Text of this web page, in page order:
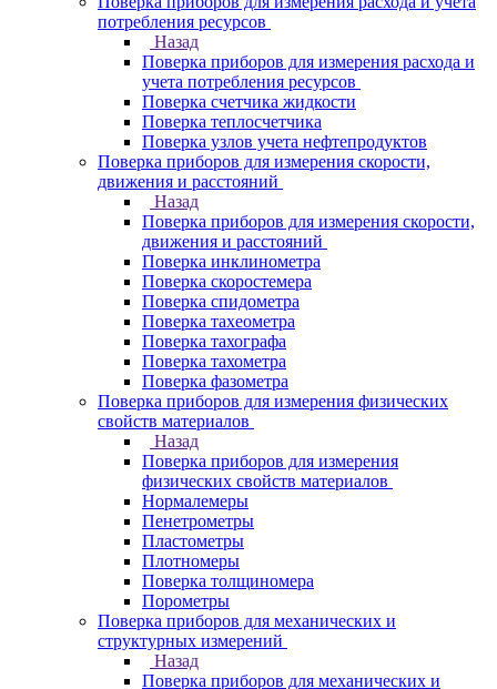
потребления ресурсов
Назад
Поверка приборов для измерения расхода и
учета потребления ресурсов
Поверка счетчика жидкости
Поверка теплосчетчика
Поверка узлов учета нефтепродуктов
Поверка приборов для измерения скорости,
движения и расстояний
Назад
Поверка приборов для измерения скорости,
движения и расстояний
Поверка инклинометра
Поверка скоростемера
Поверка спидометра
Поверка тахеометра
Поверка тахографа
Поверка тахометра
Поверка фазометра
Поверка приборов для измерения физических
свойств материалов
Назад
Поверка приборов для измерения
физических свойств материалов
Нормалемеры
Пенетрометры
Пластометры
Плотномеры
Поверка толщиномера
Порометры
Поверка приборов для механических и
структурных измерений
Назад
Поверка приборов для механических и